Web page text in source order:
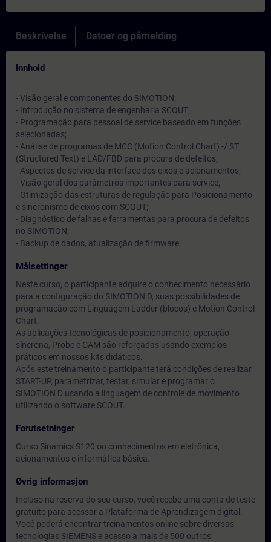
Beskrivelse Datoer og påmelding
Innhold
- Visão geral e componentes do SIMOTION;
- Introdução no sistema de engenharia SCOUT;
- Programação para pessoal de service baseado em funções
selecionadas;
- Análise de programas de MCC (Motion Control Chart) -/ ST
(Structured Text) e LAD/FBD para procura de defeitos;
- Aspectos de service da interface dos eixos e acionamentos;
- Visão geral dos parâmetros importantes para service;
- Otimização das estruturas de regulação para Posicionamento
e sincronismo de eixos com SCOUT;
- Diagnóstico de falhas e ferramentas para procura de defeitos
no SIMOTION;
- Backup de dados, atualização de firmware.
Målsettinger
Neste curso, o participante adquire o conhecimento necessário
para a configuração do SIMOTION D, suas possibilidades de
programação com Linguagem Ladder (blocos) e Motion Control
Chart.
As aplicações tecnológicas de posicionamento, operação
síncrona, Probe e CAM são reforçadas usando exemplos
práticos em nossos kits didáticos.
Após este treinamento o participante terá condições de realizar
START-UP, parametrizar, testar, simular e programar o
SIMOTION D usando a linguagem de controle de movimento
utilizando o software SCOUT.
Forutsetninger
Curso Sinamics S120 ou conhecimentos em eletrônica,
acionamentos e informática básica.
Øvrig informasjon
Incluso na reserva do seu curso, você recebe uma conta de teste
gratuito para acessar a Plataforma de Aprendizagem digital.
Você poderá encontrar treinamentos online sobre diversas
tecnologias SIEMENS e acesso a mais de 500 outros